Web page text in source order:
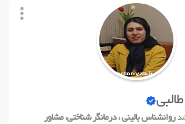
روانشناس بالینی ، درمانگر شناختی، مشاور